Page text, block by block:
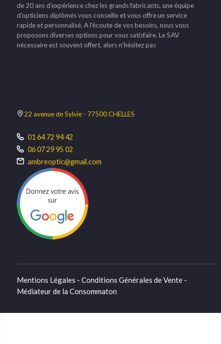
de 20 ans d’expérience chez les grands fabricants, une équipe
d'opticiens diplômés vous conseille et vous offre un service
rapide et personnalisé. A l'écoute de vos besoins, nous vous
proposons diverses options pour vous satisfaire. Le SAV
nécessaire est souvent offert, alors n'hésitez pas
22 avenue de Sylvie - 77500 CHELLES
01 64 72 94 42
06 07 29 95 02
ambreoptic@gmail.com
Mentions Légales - Conditions Générales de Vente -
Médiateur de la Consommaton